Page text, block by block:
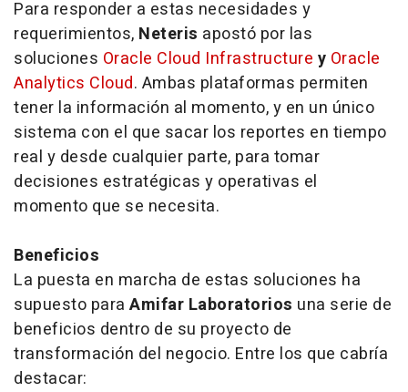
Para responder a estas necesidades y
requerimientos, Neteris apostó por las
soluciones Oracle Cloud Infrastructure y Oracle
Analytics Cloud. Ambas plataformas permiten
tener la información al momento, y en un único
sistema con el que sacar los reportes en tiempo
real y desde cualquier parte, para tomar
decisiones estratégicas y operativas el
momento que se necesita.
Beneficios
La puesta en marcha de estas soluciones ha
supuesto para Amifar Laboratorios una serie de
beneficios dentro de su proyecto de
transformación del negocio. Entre los que cabría
destacar: